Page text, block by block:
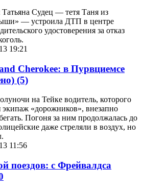
Татьяна Судец — тетя Таня из
— устроила ДТП в центре
удостоверения за отказ
19:21
Cherokee: в Пурвциемсе
(5)
на Тейке водитель, которого
экипаж «дорожников», внезапно
Погоня за ним продолжалась до
даже стреляли в воздух, но
11:56
поездов: с Фрейвалдса